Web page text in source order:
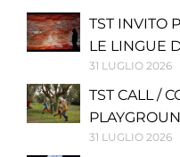
TST INVITO
LE LINGUE
31 LUGLIO 2026
TST CALL /
31 LUGLIO 2026